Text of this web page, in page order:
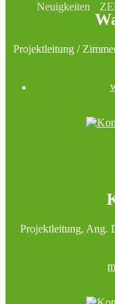
Neuigkeiten
Projektleitung /
Projektleitung, Ang.